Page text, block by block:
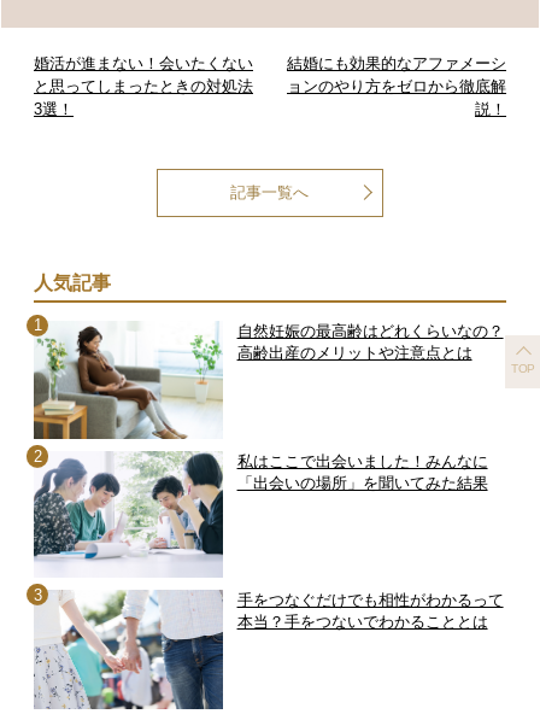
婚活が進まない！会いたくない
と思ってしまったときの対処法
3選！
結婚にも効果的なアファメーシ
ョンのやり方をゼロから徹底解
説！
記事一覧へ
人気記事
自然妊娠の最高齢はどれくらいなの？
高齢出産のメリットや注意点とは
私はここで出会いました！みんなに
「出会いの場所」を聞いてみた結果
手をつなぐだけでも相性がわかるって
本当？手をつないでわかることとは
TOP